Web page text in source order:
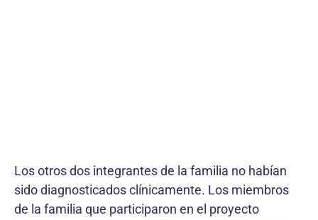
Los otros dos integrantes de la familia no habían
sido diagnosticados clínicamente. Los miembros
de la familia que participaron en el proyecto